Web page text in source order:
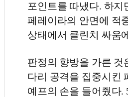
포인트를 따냈다. 하
페레이라의 안면에 적
상태에서 클린치 싸움
판정의 향방을 가른 것
다리 공격을 집중시킨
예프의 손을 들어줬다.